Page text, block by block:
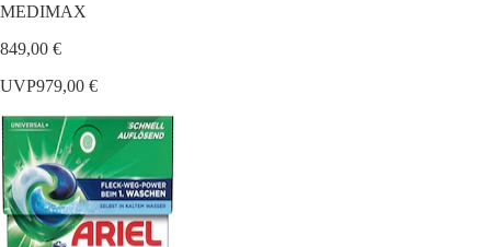
MEDIMAX
849,00 €
UVP979,00 €